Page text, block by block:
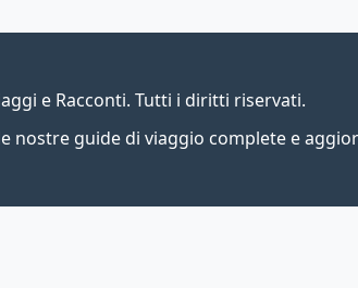
e Racconti. Tutti i diritti riservati.
nostre guide di viaggio complete e